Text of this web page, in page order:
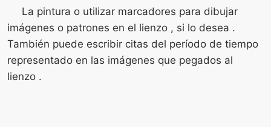
La pintura o utilizar marcadores para dibujar
imágenes o patrones en el lienzo , si lo desea .
También puede escribir citas del período de tiempo
representado en las imágenes que pegados al
lienzo .